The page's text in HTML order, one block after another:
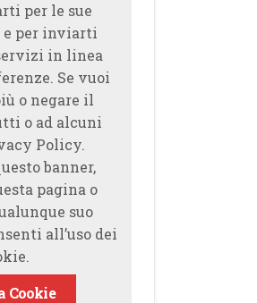
per le sue
per inviarti
in linea
Se vuoi
o negare il
o ad alcuni
Policy.
banner,
pagina o
suo
all’uso dei
Cookie